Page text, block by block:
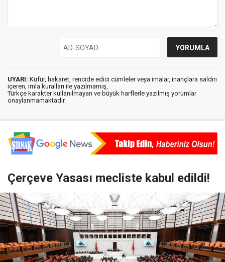
UYARI: Küfür, hakaret, rencide edici cümleler veya imalar, inançlara saldırı
içeren, imla kuralları ile yazılmamış,
Türkçe karakter kullanılmayan ve büyük harflerle yazılmış yorumlar
onaylanmamaktadır.
Çerçeve Yasası mecliste kabul edildi!